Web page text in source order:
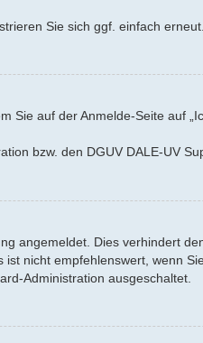
Sie sich ggf. einfach erneut.
auf der Anmelde-Seite auf
bzw. den DGUV DALE-UV
angemeldet. Dies verhindert
nicht empfehlenswert, wenn
Administration ausgeschaltet.